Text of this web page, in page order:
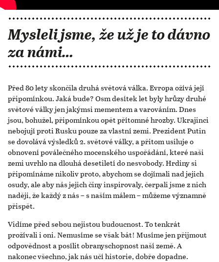
Mysleli jsme, že už je to dávno
za námi…
Před 80 lety skončila druhá světová válka. Evropa ožívá její
připomínkou. Jaká bude? Osm desítek let byly hrůzy druhé
světové války jen jakýmsi mementem a varováním. Dnes
jsou, bohužel, připomínkou opět přítomné hrozby. Ukrajinci
nebojují proti Rusku pouze za vlastní zemi. Prezident Putin
se dovolává výsledků 2. světové války, a přitom usiluje o
obnovení poválečného mocenského uspořádání, které naši
zemi uvrhlo na dlouhá desetiletí do nesvobody. Hrdiny si
připomínáme nikoliv proto, abychom se dojímali nad jejich
osudy, ale aby nás jejich činy inspirovaly, čerpali jsme z nich
naději, že každý z nás – s naším málem – můžeme významně
přispět.
Vidíme před sebou nejistou budoucnost. To tenkrát
prožívali i oni. Nemusíme se však bát! Musíme jen přijmout
odpovědnost a posílit obranyschopnost naší země. A
nakonec všechno, jak nás učí historie, dobře dopadne.